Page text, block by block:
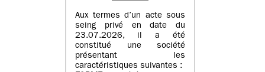
Aux termes d’un acte sous
seing privé en date du
23.07.2026, il a été
constitué une société
présentant les
caractéristiques suivantes :